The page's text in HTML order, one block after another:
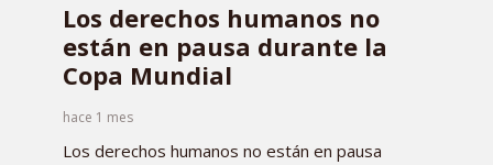
Los derechos humanos no
están en pausa durante la
Copa Mundial
hace 1 mes
Los derechos humanos no están en pausa